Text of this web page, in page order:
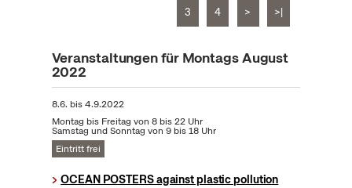
3 4 > >|
Veranstaltungen für Montags August
2022
8.6. bis4.9.2022
Montag bis Freitag von 8 bis 22 Uhr
Samstag und Sonntag von 9 bis 18 Uhr
Eintritt frei
OCEAN POSTERS against plastic pollution